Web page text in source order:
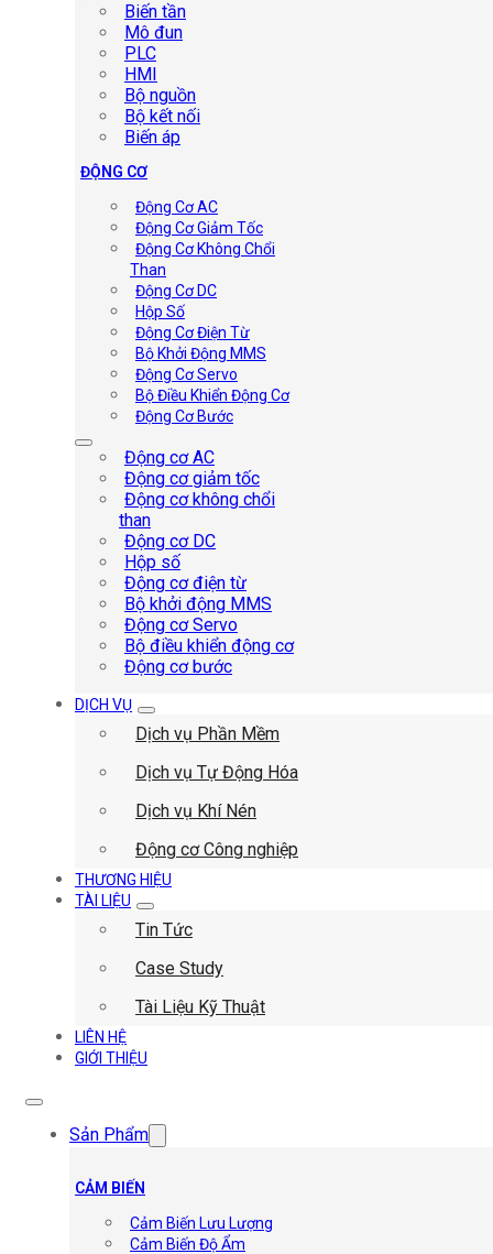
Biến tần
Mô đun
PLC
HMI
Bộ nguồn
Bộ kết nối
Biến áp
ĐỘNG CƠ
Động Cơ AC
Động Cơ Giảm Tốc
Động Cơ Không Chổi
Than
Động Cơ DC
Hộp Số
Động Cơ Điện Từ
Bộ Khởi Động MMS
Động Cơ Servo
Bộ Điều Khiển Động Cơ
Động Cơ Bước
Động cơ AC
Động cơ giảm tốc
Động cơ không chổi
than
Động cơ DC
Hộp số
Động cơ điện từ
Bộ khởi động MMS
Động cơ Servo
Bộ điều khiển động cơ
Động cơ bước
DỊCH VỤ
Dịch vụ Phần Mềm
Dịch vụ Tự Động Hóa
Dịch vụ Khí Nén
Động cơ Công nghiệp
THƯƠNG HIỆU
TÀI LIỆU
Tin Tức
Case Study
Tài Liệu Kỹ Thuật
LIÊN HỆ
GIỚI THIỆU
Sản Phẩm
CẢM BIẾN
Cảm Biến Lưu Lượng
Cảm Biến Độ Ẩm